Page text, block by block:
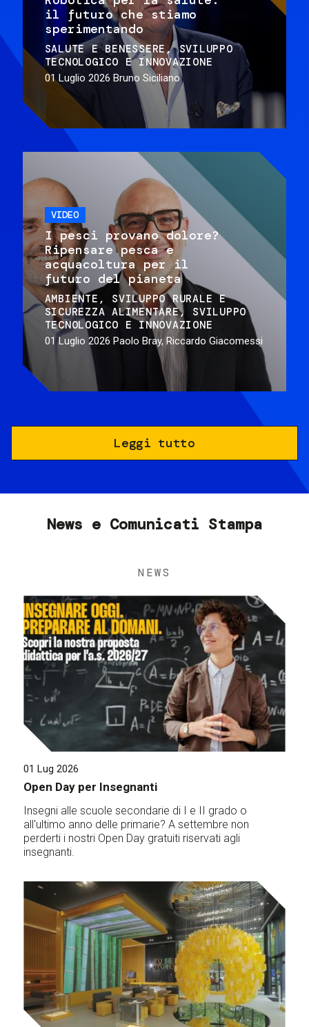
il futuro che stiamo
sperimentando
SALUTE E BENESSERE
SVILUPPO
TECNOLOGICO E INNOVAZIONE
01 Luglio 2026 Bruno Siciliano
VIDEO
I pesci provano dolore?
Ripensare pesca e
acquacoltura per il
futuro del pianeta
AMBIENTE
SVILUPPO RURALE E
SICUREZZA ALIMENTARE
SVILUPPO
TECNOLOGICO E INNOVAZIONE
01 Luglio 2026 Paolo Bray, Riccardo Giacomessi
Leggi tutto
News e Comunicati Stampa
NEWS
01 Lug 2026
Open Day per Insegnanti
Insegni alle scuole secondarie di I e II grado o
all'ultimo anno delle primarie? A settembre non
perderti i nostri Open Day gratuiti riservati agli
insegnanti.